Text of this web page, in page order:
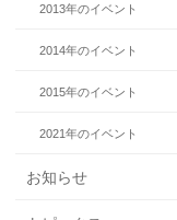
2013年のイベント
2014年のイベント
2015年のイベント
2021年のイベント
お知らせ